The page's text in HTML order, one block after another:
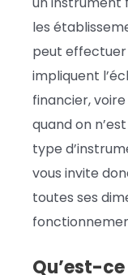
les
peut effectuer
impliquent
financier,
quand on
type
vous invite
toutes ses
Qu’est-